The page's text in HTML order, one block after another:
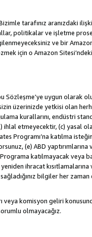
tarafınız aranızdaki
politikalar ve işletme
ve bir
için o Amazon
Sözleşme’ye uygun olarak
üzerinizde yetkisi olan
kurallarını, endüstri
etmeyecektir, (c) yasal
Programı’na katılma
(e) ABD
katılmayacak veya
ihracat kısıtlamalarına
bilgiler her
komisyon geliri
olmayacağız.